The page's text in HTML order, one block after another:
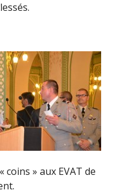
» aux EVAT de